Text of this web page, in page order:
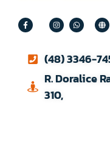
(48) 3346-
R. Doralice
310,